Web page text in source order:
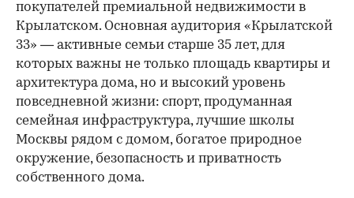
покупателей премиальной недвижимости в
Крылатском. Основная аудитория «Крылатской
33» — активные семьи старше 35 лет, для
которых важны не только площадь квартиры и
архитектура дома, но и высокий уровень
повседневной жизни: спорт, продуманная
семейная инфраструктура, лучшие школы
Москвы рядом с домом, богатое природное
окружение, безопасность и приватность
собственного дома.